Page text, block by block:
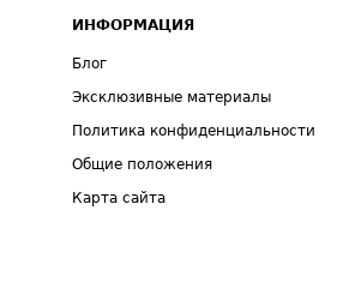
ИНФОРМАЦИЯ
Блог
Эксклюзивные материалы
Политика конфиденциальности
Общие положения
Карта сайта